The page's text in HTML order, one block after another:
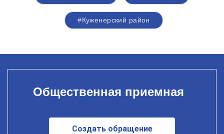
#Куженерский район
Общественная приемная
Создать обращение